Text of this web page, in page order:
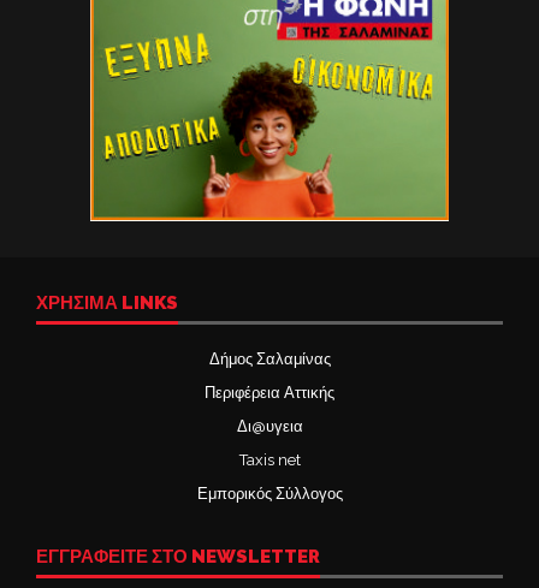
ΧΡΉΣΙΜΑ LINKS
Δήμος Σαλαμίνας
Περιφέρεια Αττικής
Δι@υγεια
Taxis net
Εμπορικός Σύλλογος
ΕΓΓΡΑΦΕΙΤΕ ΣΤΟ NEWSLETTER